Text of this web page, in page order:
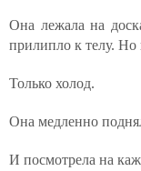
Она лежала на
прилипло к телу. Но
Только холод.
Она медленно
И посмотрела на